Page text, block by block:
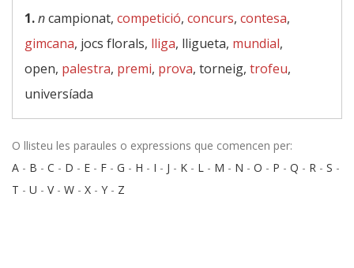
1.ncampionat, competició, concurs, contesa,
gimcana, jocs florals, lliga, lligueta, mundial,
open, palestra, premi, prova, torneig, trofeu,
universíada
O llisteu les paraules o expressions que comencen per:
A - B - C - D - E - F - G - H - I - J - K - L - M - N - O - P - Q - R - S -
T - U - V- W - X - Y - Z